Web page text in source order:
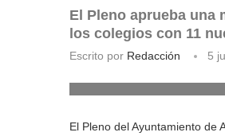
El Pleno aprueba una
los colegios con 11
Escrito por Redacción
5
El Pleno del Ayuntamiento de